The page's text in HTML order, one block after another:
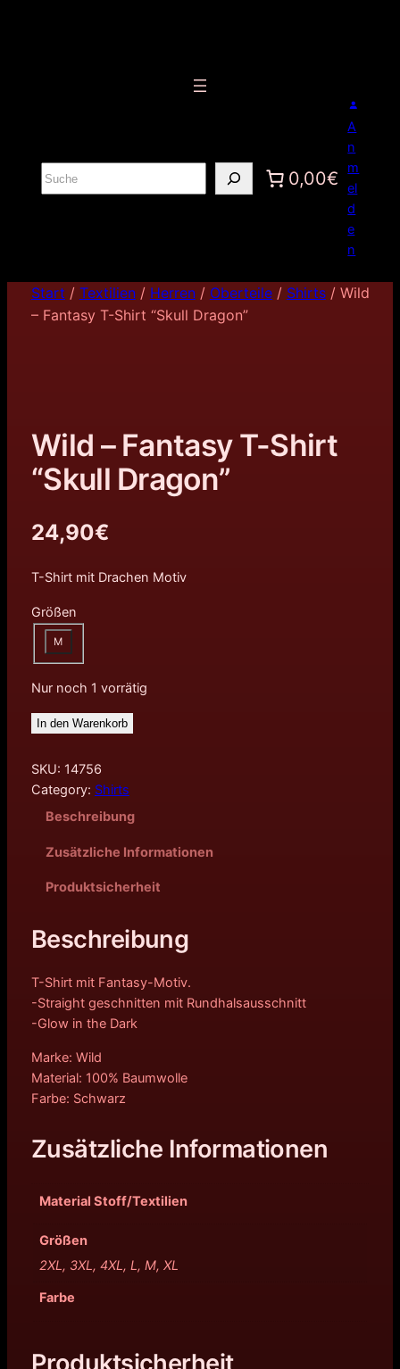
S
u
0,00€
A
n
m
el
d
e
n
Start / Textilien/ Herren/ Oberteile/ Shirts/ Wild
– Fantasy T-Shirt “Skull Dragon”
Wild – Fantasy T-Shirt
“Skull Dragon”
24,90€
T-Shirt mit Drachen Motiv
Größen
M
Nur noch 1 vorrätig
In den Warenkorb
SKU: 14756
Category: Shirts
Beschreibung
Zusätzliche Informationen
Produktsicherheit
Beschreibung
T-Shirt mit Fantasy-Motiv.
-Straight geschnitten mit Rundhalsausschnitt
-Glow in the Dark
Marke: Wild
Material: 100% Baumwolle
Farbe: Schwarz
Zusätzliche Informationen
Material Stoff/Textilien
Größen
2XL, 3XL, 4XL, L, M, XL
Farbe
Produktsicherheit